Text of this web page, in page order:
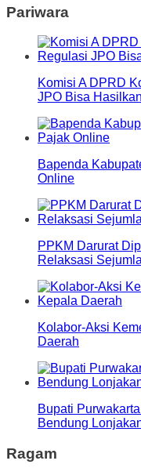
Pariwara
Komisi A DPRD
JPO Bisa
Bapenda
Online
PPKM Darurat
Relaksasi
Kolabor-Aksi
Daerah
Bupati
Bendung
Ragam